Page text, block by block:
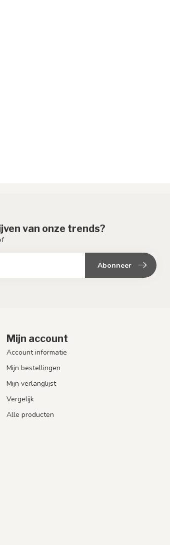
van onze trends?
Abonneer
Mijn account
Account informatie
Mijn bestellingen
Mijn verlanglijst
Vergelijk
Alle producten